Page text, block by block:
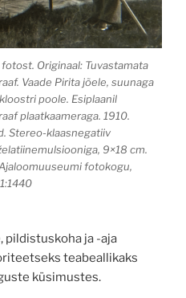
fotost. Originaal: Tuvastamata
Vaade Pirita jõele, suunaga
poole. Esiplaanil
plaatkaameraga. 1910.
Stereo-klaasnegatiiv
9×18 cm.
fotokogu,
pildistuskoha ja -aja
teabeallikaks
küsimustes.